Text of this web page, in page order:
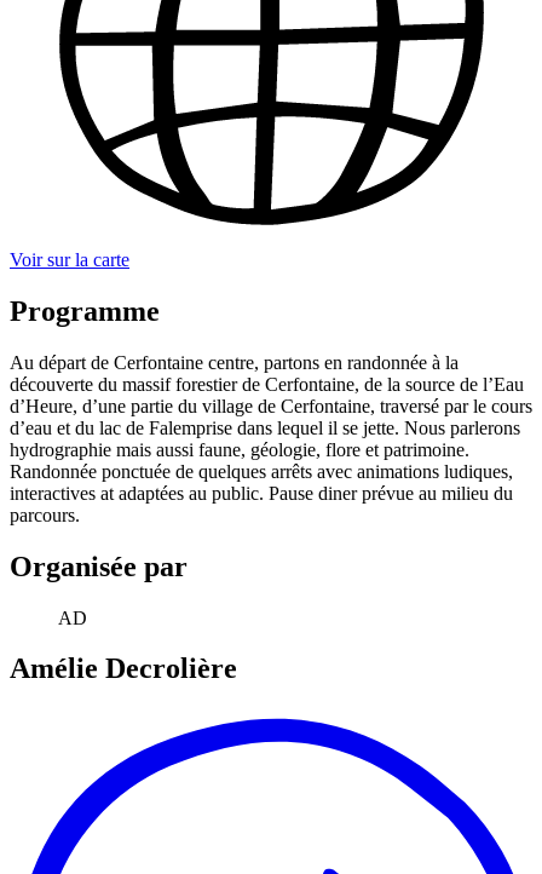
Voir sur la carte
Programme
Au départ de Cerfontaine centre, partons en randonnée à la
découverte du massif forestier de Cerfontaine, de la source de l’Eau
d’Heure, d’une partie du village de Cerfontaine, traversé par le cours
d’eau et du lac de Falemprise dans lequel il se jette. Nous parlerons
hydrographie mais aussi faune, géologie, flore et patrimoine.
Randonnée ponctuée de quelques arrêts avec animations ludiques,
interactives at adaptées au public. Pause diner prévue au milieu du
parcours.
Organisée par
AD
Amélie Decrolière